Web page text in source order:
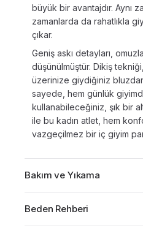
büyük bir avantajdır. Aynı
zamanlarda da rahatlıkla
çıkar.
Geniş askı detayları,
düşünülmüştür. Dikiş
üzerinize giydiğiniz
sayede, hem günlük
kullanabileceğiniz, şık bir
ile bu kadın atlet, hem
vazgeçilmez bir iç giyim
Bakım ve Yıkama
Beden Rehberi